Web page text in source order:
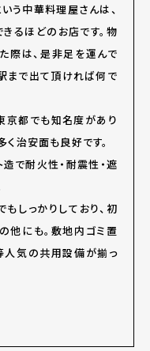
いう中華料理屋さんは、
るほどのお店です。物
際は、是非足を運んで
まで出て頂ければ何で
京都でも知名度があり
治安面も良好です。
で耐火性・耐震性・遮
しっかりしており、初
他にも。敷地内ゴミ置
人気の共用設備が揃っ